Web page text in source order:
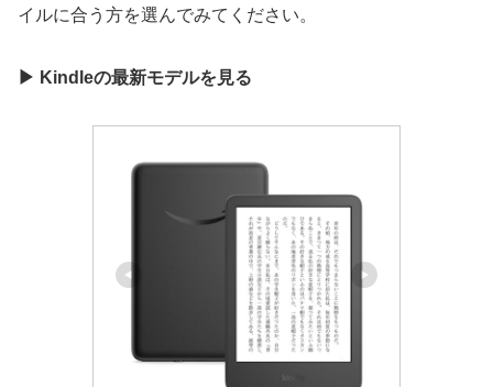
イルに合う方を選んでみてください。
▶ Kindleの最新モデルを見る